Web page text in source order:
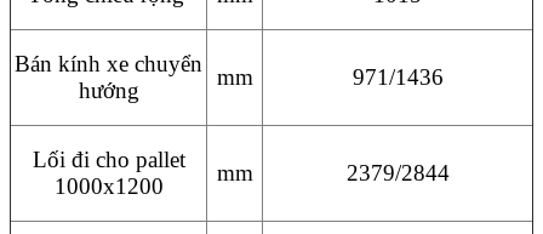
Bán kính xe chuyển
hướng
mm 971/1436
Lối đi cho pallet
1000x1200
mm 2379/2844